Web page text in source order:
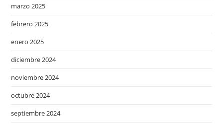
marzo 2025
febrero 2025
enero 2025
diciembre 2024
noviembre 2024
octubre 2024
septiembre 2024